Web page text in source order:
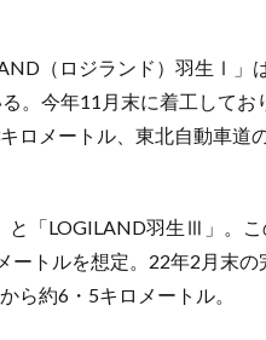
（ロジランド）羽生Ⅰ」
。今年11月末に着工して
ロメートル、東北自動車道
「LOGILAND羽生Ⅲ」。
ートルを想定。22年2月末
ら約6・5キロメートル。